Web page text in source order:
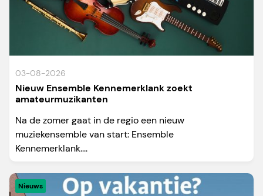
03-08-2026
Nieuw Ensemble Kennemerklank zoekt
amateurmuzikanten
Na de zomer gaat in de regio een nieuw
muziekensemble van start: Ensemble
Kennemerklank....
Nieuws